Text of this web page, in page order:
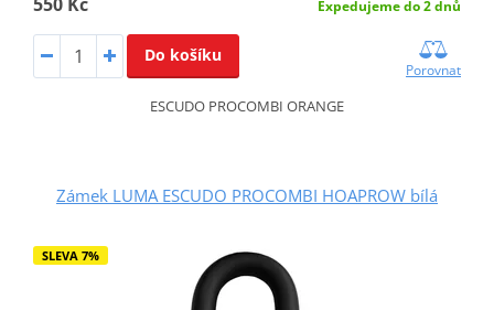
Expedujeme do 2 dnů
Do košíku
Porovnat
ESCUDO PROCOMBI ORANGE
Zámek LUMA ESCUDO PROCOMBI HOAPROW bílá
SLEVA 7%